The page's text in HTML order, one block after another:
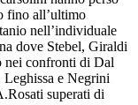
fino all’ultimo
nell’individuale
dove Stebel, Giraldi
nei confronti di Dal
e Negrini
superati di